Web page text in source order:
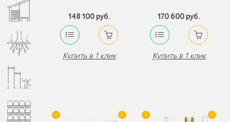
148 100 руб.
Купить в 1 клик
170 600 руб.
Купить в 1 клик